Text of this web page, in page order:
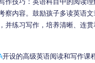
察内容。鼓励孩子多读英语
并练习写作，培养清晰、连
开设的高级英语阅读和写作课